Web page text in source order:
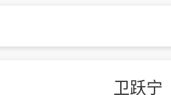
卫跃宁